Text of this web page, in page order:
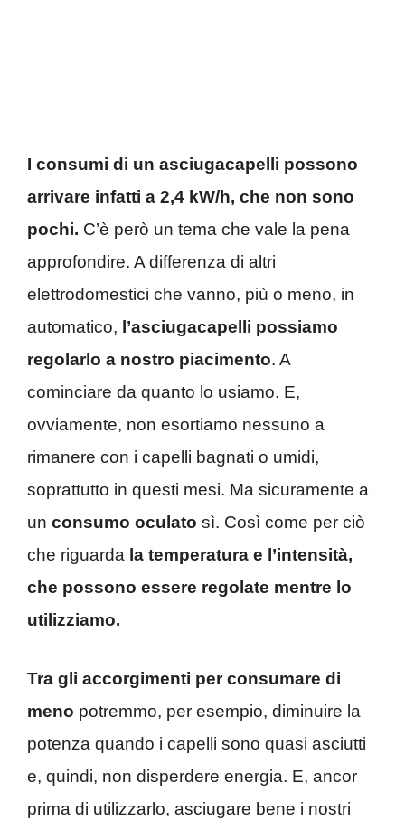
I consumi di un asciugacapelli possono
arrivare infatti a 2,4 kW/h, che non sono
pochi. C’è però un tema che vale la pena
approfondire. A differenza di altri
elettrodomestici che vanno, più o meno, in
automatico, l’asciugacapelli possiamo
regolarlo a nostro piacimento. A
cominciare da quanto lo usiamo. E,
ovviamente, non esortiamo nessuno a
rimanere con i capelli bagnati o umidi,
soprattutto in questi mesi. Ma sicuramente a
un consumo oculato sì. Così come per ciò
che riguarda la temperatura e l’intensità,
che possono essere regolate mentre lo
utilizziamo.
Tra gli accorgimenti per consumare di
meno potremmo, per esempio, diminuire la
potenza quando i capelli sono quasi asciutti
e, quindi, non disperdere energia. E, ancor
prima di utilizzarlo, asciugare bene i nostri